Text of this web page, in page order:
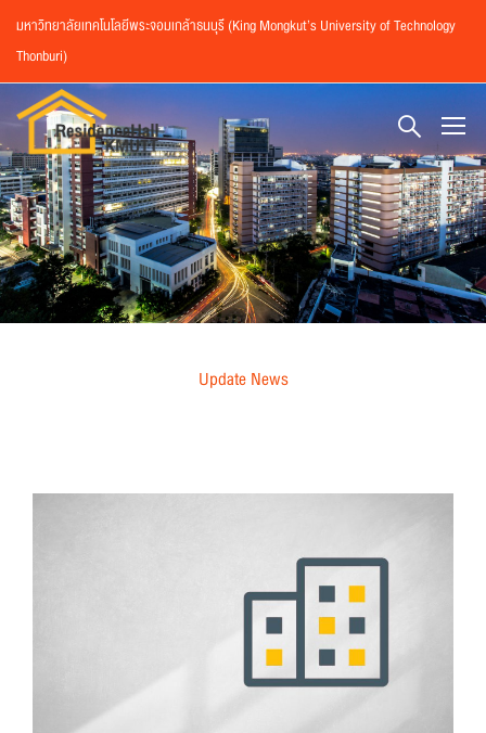
มหาวิทยาลัยเทคโนโลยีพระจอมเกล้าธนบุรี (King Mongkut’s University of Technology
Thonburi)
Update News